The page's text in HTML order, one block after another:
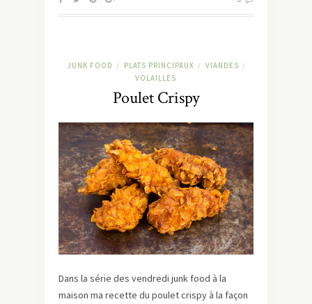
JUNK FOOD / PLATS PRINCIPAUX / VIANDES /
VOLAILLES
Poulet Crispy
Dans la série des vendredi junk food à la
maison ma recette du poulet crispy à la façon